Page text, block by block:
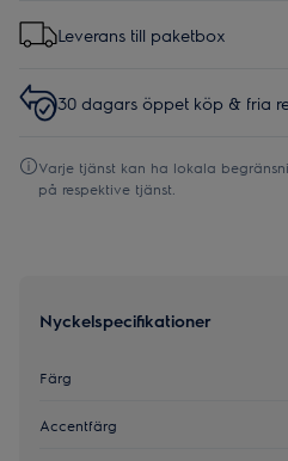
Leverans till paketbox
30 dagars öppet köp & fria
Varje tjänst kan ha lokala
på respektive tjänst.
Nyckelspecifikationer
Färg
Accentfärg